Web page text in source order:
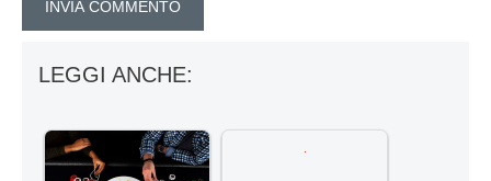
LEGGI ANCHE: